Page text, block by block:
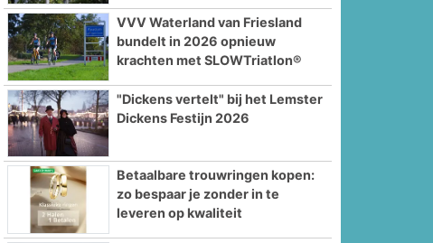
VVV Waterland van Friesland
bundelt in 2026 opnieuw
krachten met SLOWTriatlon®
"Dickens vertelt" bij het Lemster
Dickens Festijn 2026
Betaalbare trouwringen kopen:
zo bespaar je zonder in te
leveren op kwaliteit